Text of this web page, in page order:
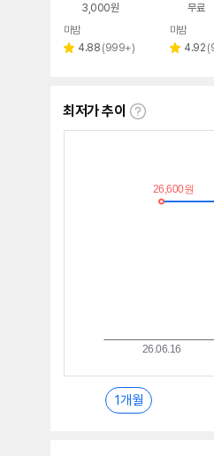
3,000원
페이
마밤
별 4.88 리
(999+)
무료
페이
마밤
별 4.92 리
(
최저가 추이
최
1개월